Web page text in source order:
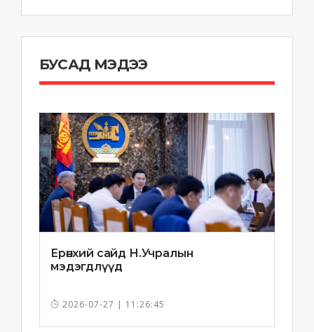
БУСАД МЭДЭЭ
Ерөнхий сайд Н.Учралын
мэдэгдлүүд
2026-07-27 | 11:26:45